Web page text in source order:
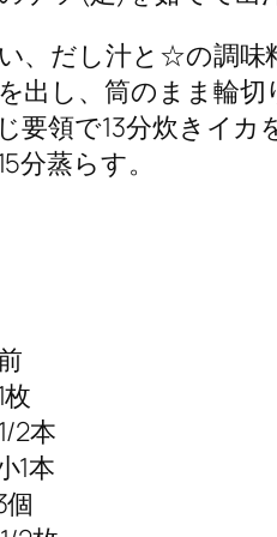
、だし汁と☆の調味
出し、筒のまま輪切
要領で13分炊きイカ
分蒸らす。
本
本